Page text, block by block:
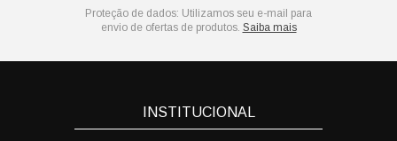
Proteção de dados: Utilizamos seu e-mail para
envio de ofertas de produtos. Saiba mais
INSTITUCIONAL